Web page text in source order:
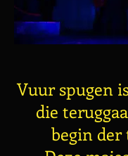
Vuur spugen
die
begin der